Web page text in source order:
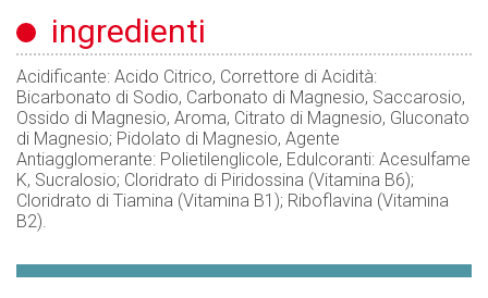
ingredienti
Acidificante: Acido Citrico, Correttore di Acidità:
Bicarbonato di Sodio, Carbonato di Magnesio, Saccarosio,
Ossido di Magnesio, Aroma, Citrato di Magnesio, Gluconato
di Magnesio; Pidolato di Magnesio, Agente
Antiagglomerante: Polietilenglicole, Edulcoranti: Acesulfame
K, Sucralosio; Cloridrato di Piridossina (Vitamina B6);
Cloridrato di Tiamina (Vitamina B1); Riboflavina (Vitamina
B2).